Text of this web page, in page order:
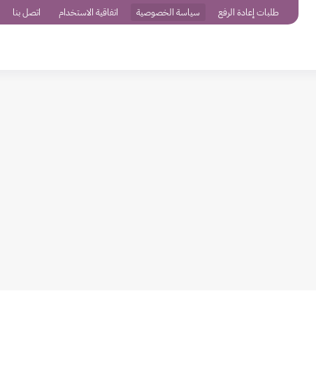
طلبات إعادة الرفع سياسة الخصوصية اتفاقية الاستخدام اتصل بنا